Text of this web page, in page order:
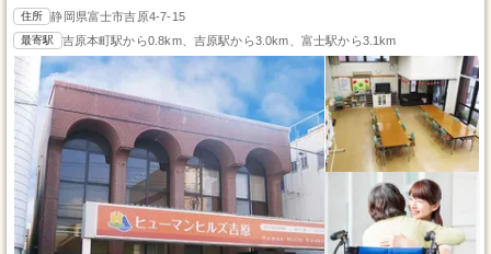
住所 静岡県富士市吉原4-7-15
最寄駅 吉原本町駅から0.8km、吉原駅から3.0km、富士駅から3.1km